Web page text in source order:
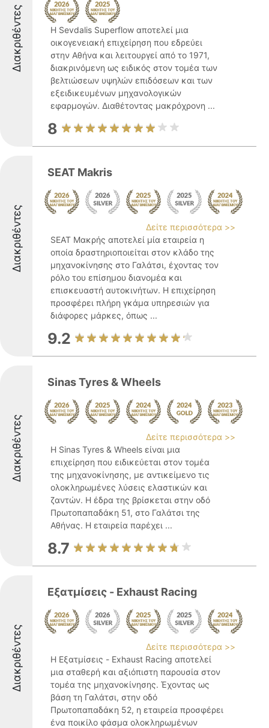
Διακριθέντες
Η Sevdalis Superflow αποτελεί μια
οικογενειακή επιχείρηση που εδρεύει
στην Αθήνα και λειτουργεί από το 1971,
διακρινόμενη ως ειδικός στον τομέα των
βελτιώσεων υψηλών επιδόσεων και των
εξειδικευμένων μηχανολογικών
εφαρμογών. Διαθέτοντας μακρόχρονη ...
8
Διακριθέντες
SEAT Makris
Δείτε περισσότερα >>
SEAT Μακρής αποτελεί μία εταιρεία η
οποία δραστηριοποιείται στον κλάδο της
μηχανοκίνησης στο Γαλάτσι, έχοντας τον
ρόλο του επίσημου διανομέα και
επισκευαστή αυτοκινήτων. Η επιχείρηση
προσφέρει πλήρη γκάμα υπηρεσιών για
διάφορες μάρκες, όπως ...
9.2
Διακριθέντες
Sinas Tyres & Wheels
Δείτε περισσότερα >>
Η Sinas Tyres & Wheels είναι μια
επιχείρηση που ειδικεύεται στον τομέα
της μηχανοκίνησης, με αντικείμενο τις
ολοκληρωμένες λύσεις ελαστικών και
ζαντών. Η έδρα της βρίσκεται στην οδό
Πρωτοπαπαδάκη 51, στο Γαλάτσι της
Αθήνας. Η εταιρεία παρέχει ...
8.7
Διακριθέντες
Εξατμίσεις - Exhaust Racing
Δείτε περισσότερα >>
Η Εξατμίσεις - Exhaust Racing αποτελεί
μια σταθερή και αξιόπιστη παρουσία στον
τομέα της μηχανοκίνησης. Έχοντας ως
βάση τη Γαλάτσι, στην οδό
Πρωτοπαπαδάκη 52, η εταιρεία προσφέρει
ένα ποικίλο φάσμα ολοκληρωμένων